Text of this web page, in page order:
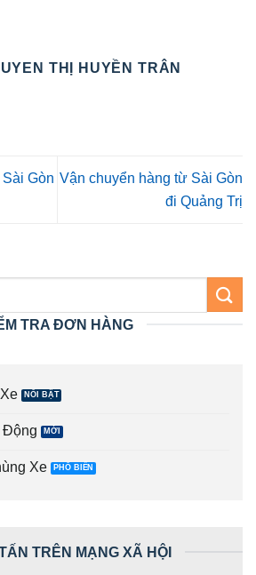
THỊ HUYỀN TRÂN
Gòn Vận chuyển hàng từ Sài Gòn
đi Quảng Trị
TRA ĐƠN HÀNG
Động
Xe
TRÊN MẠNG XÃ HỘI